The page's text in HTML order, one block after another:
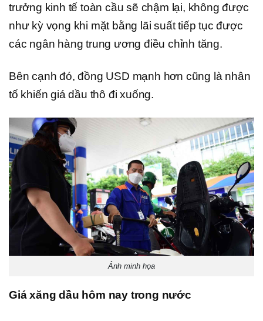
trưởng kinh tế toàn cầu sẽ chậm lại, không được
như kỳ vọng khi mặt bằng lãi suất tiếp tục được
các ngân hàng trung ương điều chỉnh tăng.
Bên cạnh đó, đồng USD mạnh hơn cũng là nhân
tố khiến giá dầu thô đi xuống.
Ảnh minh họa
Giá xăng dầu hôm nay trong nước